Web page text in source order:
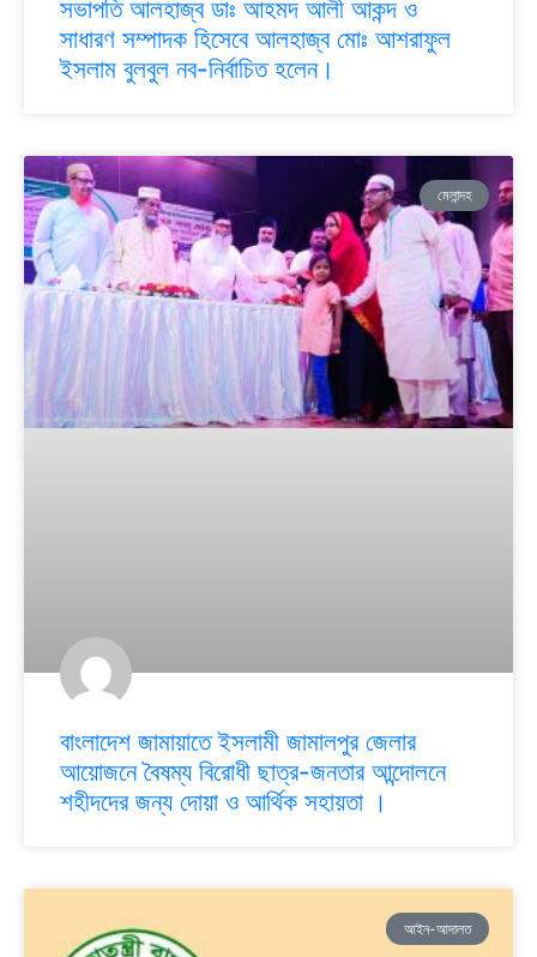
সভাপতি আলহাজ্ব ডাঃ আহমদ আলী আকন্দ ও
সাধারণ সম্পাদক হিসেবে আলহাজ্ব মোঃ আশরাফুল
ইসলাম বুলবুল নব-নির্বাচিত হলেন।
মেলান্দহ
বাংলাদেশ জামায়াতে ইসলামী জামালপুর জেলার
আয়োজনে বৈষম্য বিরোধী ছাত্র-জনতার আন্দোলনে
শহীদদের জন্য দোয়া ও আর্থিক সহায়তা ।
আইন-আদালত